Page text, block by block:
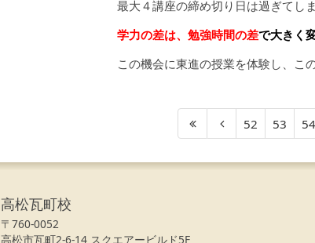
最大４講座の締め切り日は過ぎてし
学力の差は、勉強時間の差で大きく
この機会に東進の授業を体験し、こ
52 53 54
高松瓦町校
〒760-0052
高松市瓦町2-6-14 スクエアービルド5F